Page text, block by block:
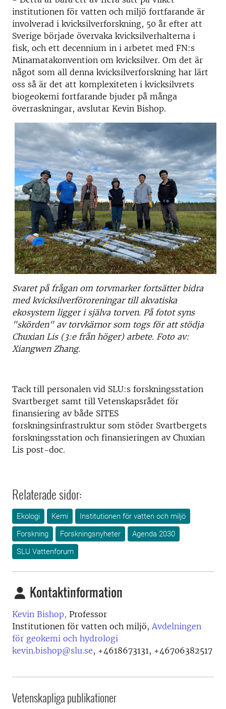
institutionen för vatten och miljö fortfarande är
involverad i kvicksilverforskning, 50 år efter att
Sverige började övervaka kvicksilverhalterna i
fisk, och ett decennium in i arbetet med FN:s
Minamatakonvention om kvicksilver. Om det är
något som all denna kvicksilverforskning har lärt
oss så är det att komplexiteten i kvicksilvrets
biogeokemi fortfarande bjuder på många
överraskningar, avslutar Kevin Bishop.
Svaret på frågan om torvmarker fortsätter bidra
med kvicksilverföroreningar till akvatiska
ekosystem ligger i själva torven. På fotot syns
"skörden" av torvkärnor som togs för att stödja
Chuxian Lis (3:e från höger) arbete. Foto av:
Xiangwen Zhang.
Tack till personalen vid SLU:s forskningsstation
Svartberget samt till Vetenskapsrådet för
finansiering av både SITES
forskningsinfrastruktur som stöder Svartbergets
forskningsstation och finansieringen av Chuxian
Lis post-doc.
Relaterade sidor:
Ekologi Kemi
Institutionen för vatten och miljö
Forskning
Forskningsnyheter
Agenda 2030
SLU Vattenforum
Kontaktinformation
Kevin Bishop, Professor
Institutionen för vatten och miljö, Avdelningen
för geokemi och hydrologi
kevin.bishop@slu.se, +4618673131, +46706382517
Vetenskapliga publikationer